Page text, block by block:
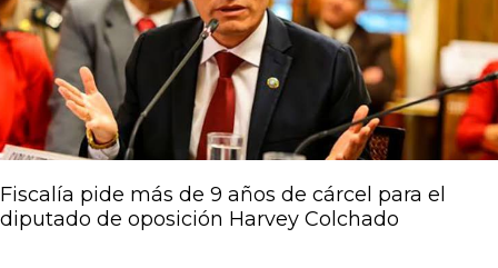
Fiscalía pide más de 9 años de cárcel para el
diputado de oposición Harvey Colchado